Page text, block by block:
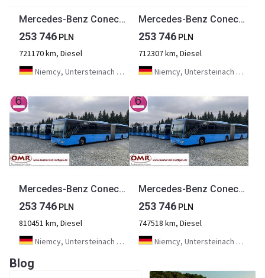
Mercedes-Benz Conecto G
253 746 PLN
721170 km, Diesel
Niemcy, Untersteinach bei Kulmbach
Mercedes-Benz Conecto G
253 746 PLN
712307 km, Diesel
Niemcy, Untersteinach bei Kulmbach
Mercedes-Benz Conecto G
253 746 PLN
810451 km, Diesel
Niemcy, Untersteinach bei Kulmbach
Mercedes-Benz Conecto G
253 746 PLN
747518 km, Diesel
Niemcy, Untersteinach bei Kulmbach
Blog